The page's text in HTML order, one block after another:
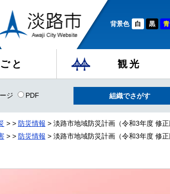
背景色 白 黒 青
と 観光
ジ PDF 組織でさがす
> > 防災情報 > 淡路市地域防災計画（令和3年度 修正
> > 防災情報 > 淡路市地域防災計画（令和3年度 修正